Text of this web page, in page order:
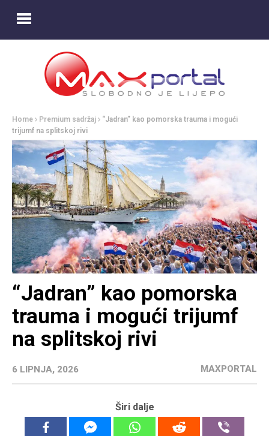
Home Premium sadržaj
“Jadran” kao pomorska trauma i mogući
trijumf na splitskoj rivi
“Jadran” kao pomorska
trauma i mogući trijumf
na splitskoj rivi
6 LIPNJA, 2026 MAXPORTAL
Širi dalje